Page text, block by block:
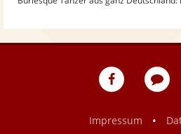
Impressum
•